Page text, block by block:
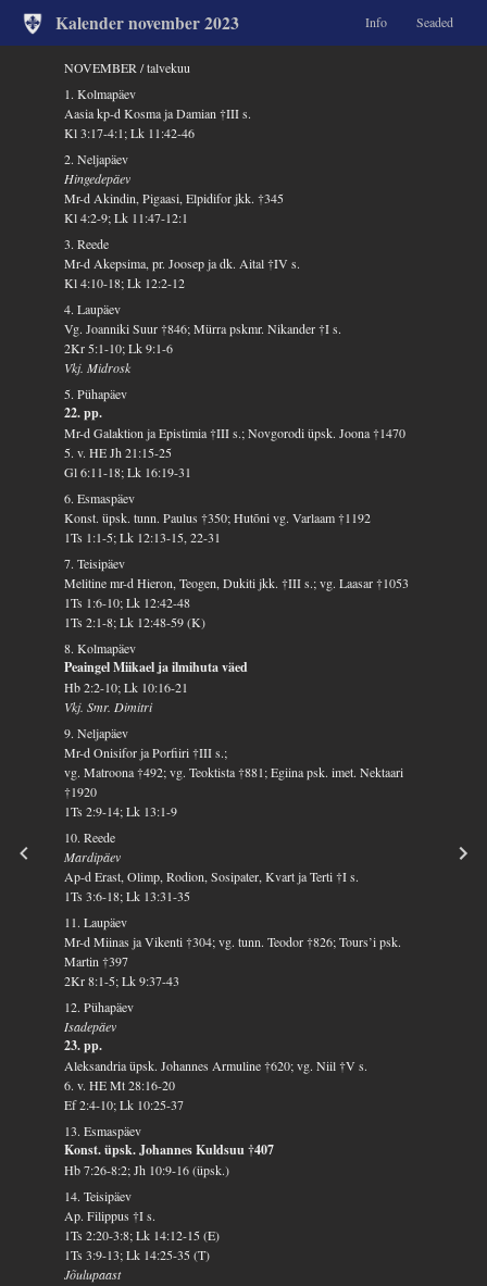
Kalender november 2023 Info Seaded
NOVEMBER / talvekuu
1. Kolmapäev
Aasia kp-d Kosma ja Damian †III s.
Kl 3:17-4:1; Lk 11:42-46
2. Neljapäev
Hingedepäev
Mr-d Akindin, Pigaasi, Elpidifor jkk. †345
Kl 4:2-9; Lk 11:47-12:1
3. Reede
Mr-d Akepsima, pr. Joosep ja dk. Aital †IV s.
Kl 4:10-18; Lk 12:2-12
4. Laupäev
Vg. Joanniki Suur †846; Mürra pskmr. Nikander †I s.
2Kr 5:1-10; Lk 9:1-6
Vkj. Midrosk
5. Pühapäev
22. pp.
Mr-d Galaktion ja Epistimia †III s.; Novgorodi üpsk. Joona †1470
5. v. HE Jh 21:15-25
Gl 6:11-18; Lk 16:19-31
6. Esmaspäev
Konst. üpsk. tunn. Paulus †350; Hutõni vg. Varlaam †1192
1Ts 1:1-5; Lk 12:13-15, 22-31
7. Teisipäev
Melitine mr-d Hieron, Teogen, Dukiti jkk. †III s.; vg. Laasar †1053
1Ts 1:6-10; Lk 12:42-48
1Ts 2:1-8; Lk 12:48-59 (K)
8. Kolmapäev
Peaingel Miikael ja ilmihuta väed
Hb 2:2-10; Lk 10:16-21
Vkj. Smr. Dimitri
9. Neljapäev
Mr-d Onisifor ja Porfiiri †III s.;
vg. Matroona †492; vg. Teoktista †881; Egiina psk. imet. Nektaari
†1920
1Ts 2:9-14; Lk 13:1-9
10. Reede
Mardipäev
Ap-d Erast, Olimp, Rodion, Sosipater, Kvart ja Terti †I s.
1Ts 3:6-18; Lk 13:31-35
11. Laupäev
Mr-d Miinas ja Vikenti †304; vg. tunn. Teodor †826; Tours’i psk.
Martin †397
2Kr 8:1-5; Lk 9:37-43
12. Pühapäev
Isadepäev
23. pp.
Aleksandria üpsk. Johannes Armuline †620; vg. Niil †V s.
6. v. HE Mt 28:16-20
Ef 2:4-10; Lk 10:25-37
13. Esmaspäev
Konst. üpsk. Johannes Kuldsuu †407
Hb 7:26-8:2; Jh 10:9-16 (üpsk.)
14. Teisipäev
Ap. Filippus †I s.
1Ts 2:20-3:8; Lk 14:12-15 (E)
1Ts 3:9-13; Lk 14:25-35 (T)
Jõulupaast